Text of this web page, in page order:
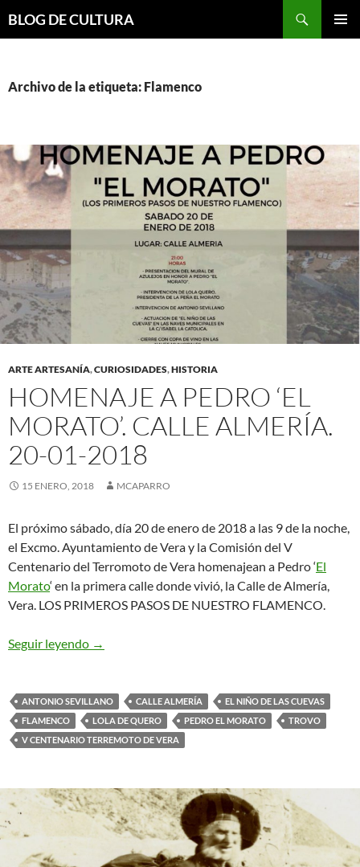
BLOG DE CULTURA
Archivo de la etiqueta: Flamenco
ARTE ARTESANÍA,CURIOSIDADES,HISTORIA
HOMENAJE A PEDRO ‘EL
MORATO’. CALLE ALMERÍA.
20-01-2018
15 ENERO, 2018 MCAPARRO
El próximo sábado, día 20 de enero de 2018 a las 9 de la noche,
el Excmo. Ayuntamiento de Vera y la Comisión del V
Centenario del Terromoto de Vera homenajean a Pedro ‘El
Morato‘ en la primera calle donde vivió, la Calle de Almería,
Vera. LOS PRIMEROS PASOS DE NUESTRO FLAMENCO.
Seguir leyendo HOMENAJE A PEDRO ‘EL MORATO’. CALLE
→
ANTONIO SEVILLANO CALLE ALMERÍA
EL NIÑO DE LAS CUEVAS
FLAMENCO
LOLA DE QUERO PEDRO EL MORATO
TROVO
V CENTENARIO TERREMOTO DE VERA